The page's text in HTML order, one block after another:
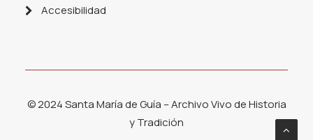
Accesibilidad
© 2024 Santa María de Guía – Archivo Vivo de Historia
y Tradición